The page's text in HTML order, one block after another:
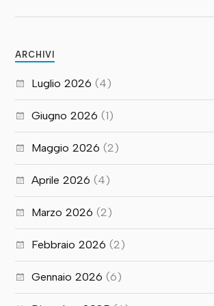
ARCHIVI
Luglio 2026 (4)
Giugno 2026 (1)
Maggio 2026 (2)
Aprile 2026 (4)
Marzo 2026 (2)
Febbraio 2026 (2)
Gennaio 2026 (6)